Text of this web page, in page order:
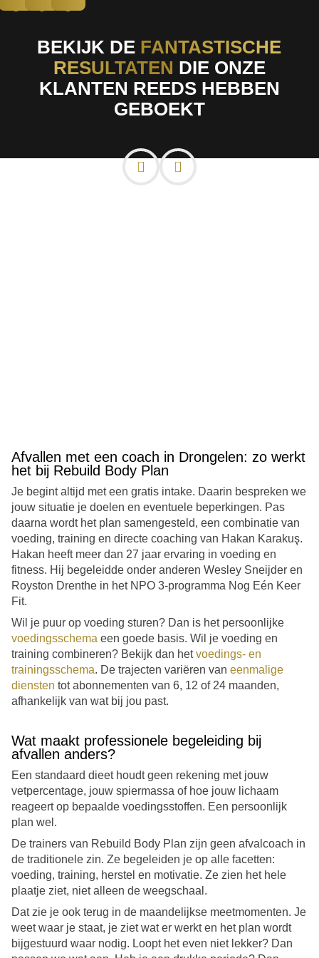
BEKIJK DE FANTASTISCHE
RESULTATEN DIE ONZE
KLANTEN REEDS HEBBEN
GEBOEKT
Afvallen met een coach in Drongelen: zo werkt
het bij Rebuild Body Plan
Je begint altijd met een gratis intake. Daarin bespreken we
jouw situatie je doelen en eventuele beperkingen. Pas
daarna wordt het plan samengesteld, een combinatie van
voeding, training en directe coaching van Hakan Karakuş.
Hakan heeft meer dan 27 jaar ervaring in voeding en
fitness. Hij begeleidde onder anderen Wesley Sneijder en
Royston Drenthe in het NPO 3-programma Nog Eén Keer
Fit.
Wil je puur op voeding sturen? Dan is het persoonlijke
voedingsschema een goede basis. Wil je voeding en
training combineren? Bekijk dan hetvoedings- en
trainingsschema. De trajecten variëren van eenmalige
diensten tot abonnementen van 6, 12 of 24 maanden,
afhankelijk van wat bij jou past.
Wat maakt professionele begeleiding bij
afvallen anders?
Een standaard dieet houdt geen rekening met jouw
vetpercentage, jouw spiermassa of hoe jouw lichaam
reageert op bepaalde voedingsstoffen. Een persoonlijk
plan wel.
De trainers van Rebuild Body Plan zijn geen afvalcoach in
de traditionele zin. Ze begeleiden je op alle facetten:
voeding, training, herstel en motivatie. Ze zien het hele
plaatje ziet, niet alleen de weegschaal.
Dat zie je ook terug in de maandelijkse meetmomenten. Je
weet waar je staat, je ziet wat er werkt en het plan wordt
bijgestuurd waar nodig. Loopt het even niet lekker? Dan